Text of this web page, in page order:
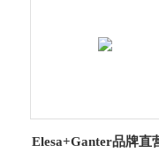
Elesa+Ganter品牌直